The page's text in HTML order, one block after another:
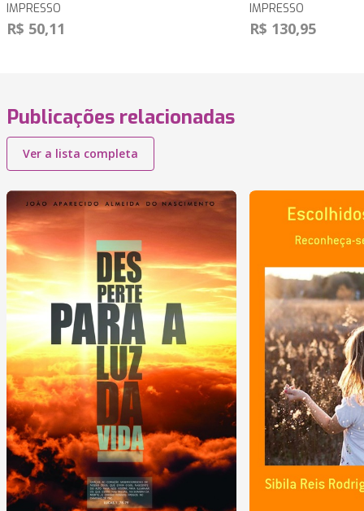
IMPRESSO
R$ 50,11
IMPRESSO
R$ 130,95
Publicações relacionadas
Ver a lista completa